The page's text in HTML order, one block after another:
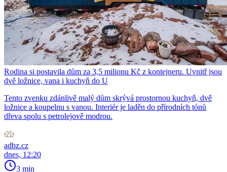
Rodina si postavila dům za 3,5 milionu Kč z kontejneru. Uvnitř jsou
dvě ložnice, vana i kuchyň do U
Tento zvenku zdánlivě malý dům skrývá prostornou kuchyň, dvě
ložnice a koupelnu s vanou. Interiér je laděn do přírodních tónů
dřeva spolu s petrolejově modrou.
adbz.cz
dnes, 12:20
3 min